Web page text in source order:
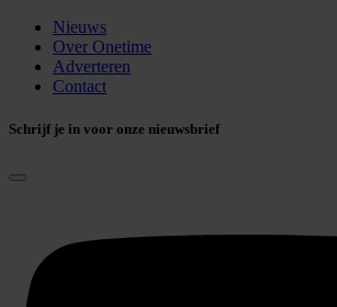
Nieuws
Over Onetime
Adverteren
Contact
Schrijf je in voor onze nieuwsbrief